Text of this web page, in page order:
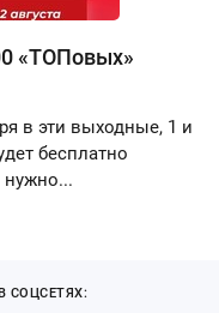
«ТОПовых»
в эти выходные, 1 и
бесплатно
нужно...
СОЦСЕТЯХ: